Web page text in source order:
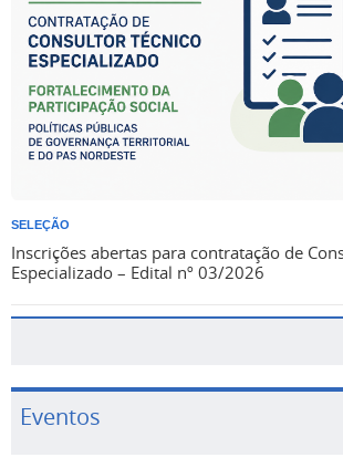
SELEÇÃO
Inscrições abertas para contratação de
Especializado – Edital nº 03/2026
Eventos